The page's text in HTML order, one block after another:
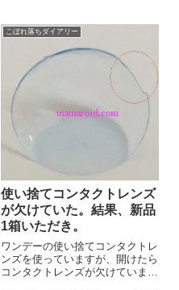
こぼれ落ちダイアリー
使い捨てコンタクトレンズ
が欠けていた。結果、新品
1箱いただき。
ワンデーの使い捨てコンタクトレ
ンズを使っていますが、開けたら
コンタクトレンズが欠けていまし